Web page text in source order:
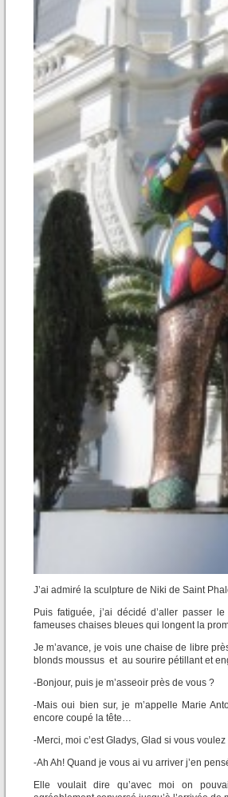
J’ai admiré la sculpture de Niki de Saint
Puis fatiguée, j’ai décidé d’aller passer
fameuses chaises bleues qui longent la
Je m’avance, je vois une chaise de libre
blonds moussus et au sourire pétillant et
-Bonjour, puis je m’asseoir près de vous ?
-Mais oui bien sur, je m’appelle Marie
encore coupé la tête…
-Merci, moi c’est Gladys, Glad si vous voulez
-Ah Ah! Quand je vous ai vu arriver j’en
Elle voulait dire qu’avec moi on